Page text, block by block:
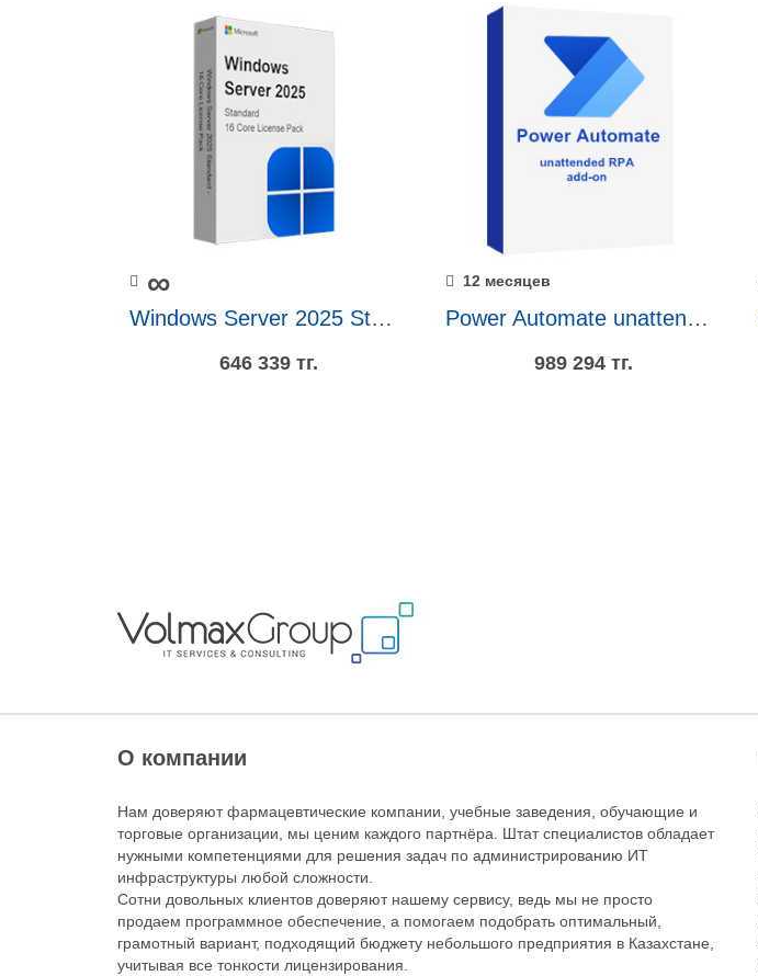
∞
Windows Server 2025 Standard - 16 Core License Pack
646 339 тг.
12 месяцев
Power Automate unattended RPA add-on 1 год
989 294 тг.
О компании
Нам доверяют фармацевтические компании, учебные заведения, обучающие и
торговые организации, мы ценим каждого партнёра. Штат специалистов обладает
нужными компетенциями для решения задач по администрированию ИТ
инфраструктуры любой сложности.
Сотни довольных клиентов доверяют нашему сервису, ведь мы не просто
продаем программное обеспечение, а помогаем подобрать оптимальный,
грамотный вариант, подходящий бюджету небольшого предприятия в Казахстане,
учитывая все тонкости лицензирования.